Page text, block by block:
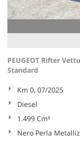
PEUGEOT Rifter
Standard
Km 0, 07/2025
Diesel
1.499 Cm³
Nero Perla